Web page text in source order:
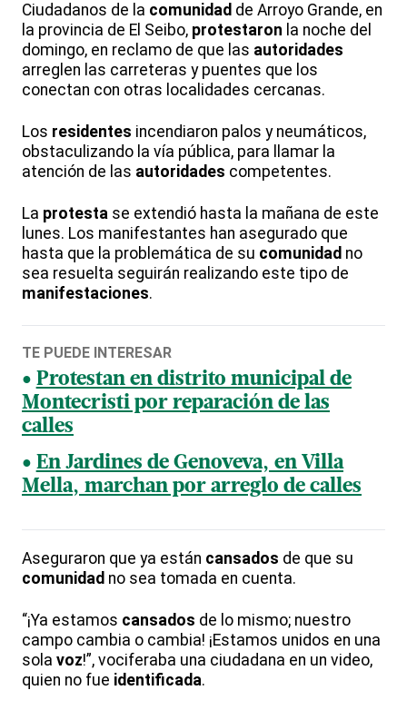
Ciudadanos de la comunidad de Arroyo Grande, en
la provincia de El Seibo, protestaron la noche del
domingo, en reclamo de que las autoridades
arreglen las carreteras y puentes que los
conectan con otras localidades cercanas.
Los residentes incendiaron palos y neumáticos,
obstaculizando la vía pública, para llamar la
atención de las autoridades competentes.
La protesta se extendió hasta la mañana de este
lunes. Los manifestantes han asegurado que
hasta que la problemática de su comunidad no
sea resuelta seguirán realizando este tipo de
manifestaciones.
TE PUEDE INTERESAR
Protestan en distrito municipal de
Montecristi por reparación de las
calles
En Jardines de Genoveva, en Villa
Mella, marchan por arreglo de calles
Aseguraron que ya están cansados de que su
comunidad no sea tomada en cuenta.
“¡Ya estamos cansados de lo mismo; nuestro
campo cambia o cambia! ¡Estamos unidos en una
sola voz!”, vociferaba una ciudadana en un video,
quien no fue identificada.